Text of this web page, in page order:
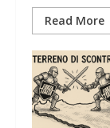
Read More